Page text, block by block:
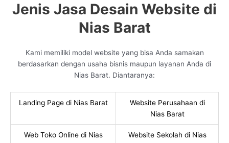
Jenis Jasa Desain Website di
Nias Barat
Kami memiliki model website yang bisa Anda samakan
berdasarkan dengan usaha bisnis maupun layanan Anda di
Nias Barat. Diantaranya:
Landing Page di Nias Barat
Website Perusahaan di
Nias Barat
Web Toko Online di Nias
Website Sekolah di Nias